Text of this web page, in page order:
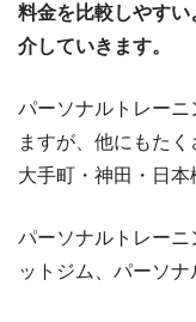
料金を比較しやす
介していきます。
パーソナルトレーニ
ますが、他にもた
大手町・神田・日本
パーソナルトレー
ットジム、パーソナ